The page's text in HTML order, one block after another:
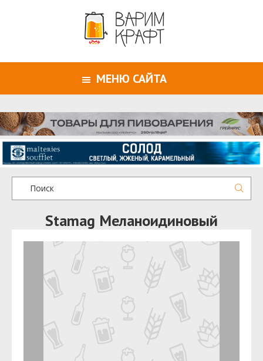
МЕНЮ САЙТА
Stamag Меланоидиновый